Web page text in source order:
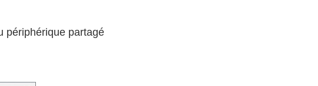
périphérique partagé